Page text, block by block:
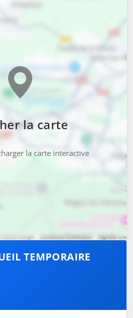
la carte
la carte interactive
TEMPORAIRE